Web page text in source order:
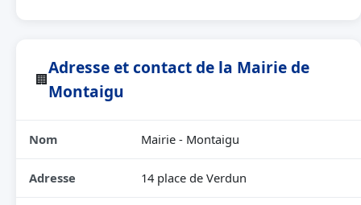
🏢
Adresse et contact de la Mairie de
Montaigu
Nom Mairie - Montaigu
Adresse 14 place de Verdun